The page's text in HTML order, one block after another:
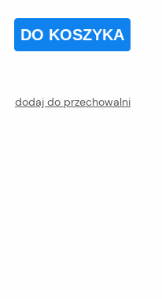
DO KOSZYKA
dodaj do przechowalni